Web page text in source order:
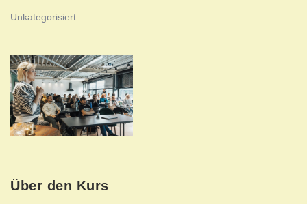
Unkategorisiert
Über den Kurs